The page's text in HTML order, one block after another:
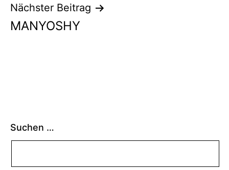
Nächster Beitrag
MANYOSHY
Suchen …